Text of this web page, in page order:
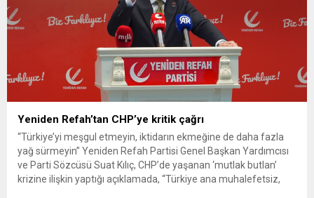
Yeniden Refah’tan CHP’ye kritik çağrı
“Türkiye’yi meşgul etmeyin, iktidarın ekmeğine de daha fazla
yağ sürmeyin” Yeniden Refah Partisi Genel Başkan Yardımcısı
ve Parti Sözcüsü Suat Kılıç, CHP’de yaşanan ‘mutlak butlan’
krizine ilişkin yaptığı açıklamada, “Türkiye ana muhalefetsiz,